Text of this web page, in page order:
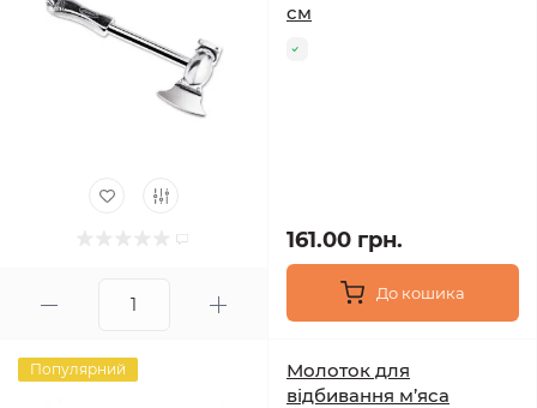
см
161.00 грн.
До кошика
Популярний
Молоток для
відбивання м’яса